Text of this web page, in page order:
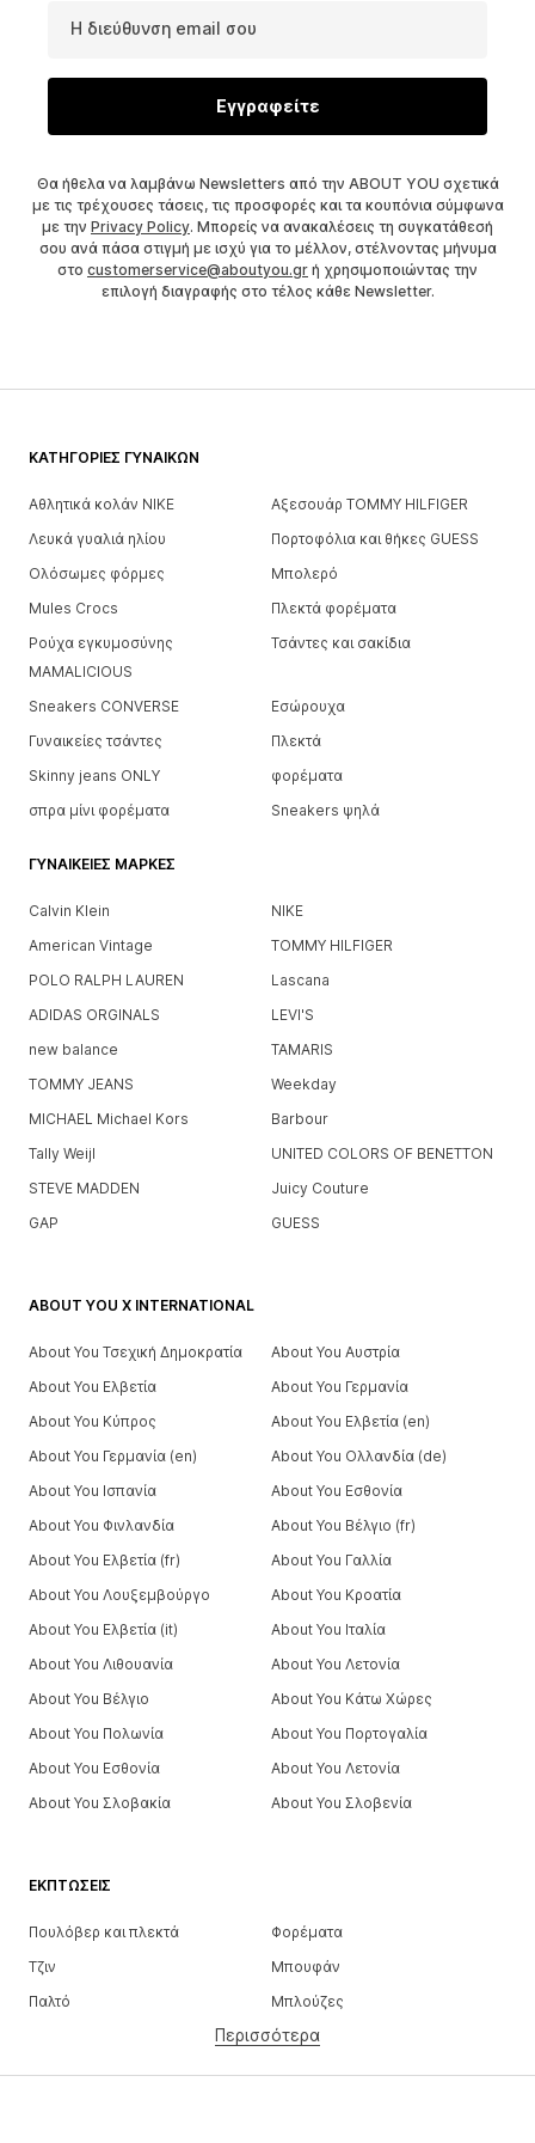
Η διεύθυνση email σου
Εγγραφείτε
Θα ήθελα να λαμβάνω Newsletters από την ABOUT YOU σχετικά
με τις τρέχουσες τάσεις, τις προσφορές και τα κουπόνια σύμφωνα
με την Privacy Policy. Μπορείς να ανακαλέσεις τη συγκατάθεσή
σου ανά πάσα στιγμή με ισχύ για το μέλλον, στέλνοντας μήνυμα
στο customerservice@aboutyou.gr ή χρησιμοποιώντας την
επιλογή διαγραφής στο τέλος κάθε Newsletter.
ΚΑΤΗΓΟΡΊΕΣ ΓΥΝΑΙΚΏΝ
Αθλητικά κολάν NIKE
Αξεσουάρ TOMMY HILFIGER
Λευκά γυαλιά ηλίου
Πορτοφόλια και θήκες GUESS
Ολόσωμες φόρμες
Μπολερό
Mules Crocs
Πλεκτά φορέματα
Ρούχα εγκυμοσύνης
MAMALICIOUS
Τσάντες και σακίδια
Sneakers CONVERSE
Εσώρουχα
Γυναικείες τσάντες
Πλεκτά
Skinny jeans ONLY
φορέματα
σπρα μίνι φορέματα
Sneakers ψηλά
ΓΥΝΑΙΚΕΊΕΣ ΜΆΡΚΕΣ
Calvin Klein
NIKE
American Vintage
TOMMY HILFIGER
POLO RALPH LAUREN
Lascana
ADIDAS ORGINALS
LEVI'S
new balance
TAMARIS
TOMMY JEANS
Weekday
MICHAEL Michael Kors
Barbour
Tally Weijl
UNITED COLORS OF BENETTON
STEVE MADDEN
Juicy Couture
GAP
GUESS
ΕΚΠΤΏΣΕΙΣ
Πουλόβερ και πλεκτά
Φορέματα
Τζιν
Μπουφάν
Παλτό
Μπλούζες
Εσώρουχα
Περισσότερα
ABOUT YOU X INTERNATIONAL
About You Τσεχική Δημοκρατία
About You Αυστρία
About You Ελβετία
About You Γερμανία
About You Κύπρος
About You Ελβετία (en)
About You Γερμανία (en)
About You Ολλανδία (de)
About You Ισπανία
About You Εσθονία
About You Φινλανδία
About You Βέλγιο (fr)
About You Ελβετία (fr)
About You Γαλλία
About You Λουξεμβούργο
About You Κροατία
About You Ελβετία (it)
About You Ιταλία
About You Λιθουανία
About You Λετονία
About You Βέλγιο
About You Κάτω Χώρες
About You Πολωνία
About You Πορτογαλία
About You Εσθονία
About You Λετονία
About You Σλοβακία
About You Σλοβενία